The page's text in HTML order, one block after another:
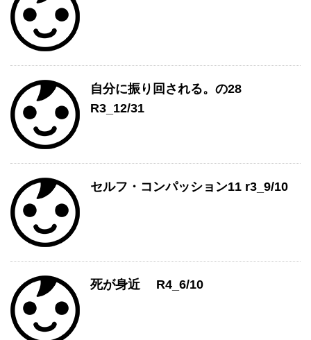
自分に振り回される。の28
R3_12/31
セルフ・コンパッション11 r3_9/10
死が身近 R4_6/10